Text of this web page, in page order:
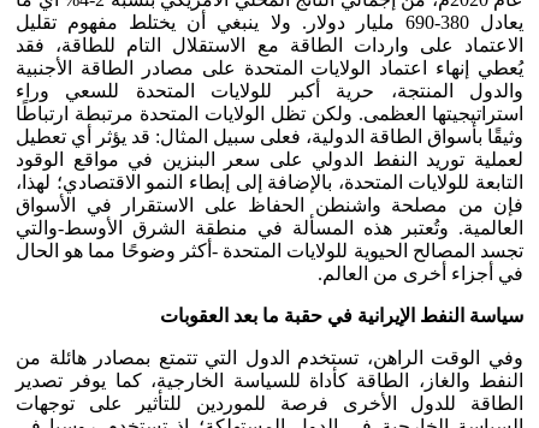
يعادل 380-690 مليار دولار. ولا ينبغي أن يختلط مفهوم تقليل
الاعتماد على واردات الطاقة مع الاستقلال التام للطاقة، فقد
يُعطي إنهاء اعتماد الولايات المتحدة على مصادر الطاقة الأجنبية
والدول المنتجة، حرية أكبر للولايات المتحدة للسعي وراء
استراتيجيتها العظمى. ولكن تظل الولايات المتحدة مرتبطة ارتباطًا
وثيقًا بأسواق الطاقة الدولية، فعلى سبيل المثال: قد يؤثر أي تعطيل
لعملية توريد النفط الدولي على سعر البنزين في مواقع الوقود
التابعة للولايات المتحدة، بالإضافة إلى إبطاء النمو الاقتصادي؛ لهذا،
فإن من مصلحة واشنطن الحفاظ على الاستقرار في الأسواق
العالمية. وتُعتبر هذه المسألة في منطقة الشرق الأوسط-والتي
تجسد المصالح الحيوية للولايات المتحدة -أكثر وضوحًا مما هو الحال
في أجزاء أخرى من العالم.
سياسة النفط الإيرانية في حقبة ما بعد العقوبات
وفي الوقت الراهن، تستخدم الدول التي تتمتع بمصادر هائلة من
النفط والغاز، الطاقة كأداة للسياسة الخارجية، كما يوفر تصدير
الطاقة للدول الأخرى فرصة للموردين للتأثير على توجهات